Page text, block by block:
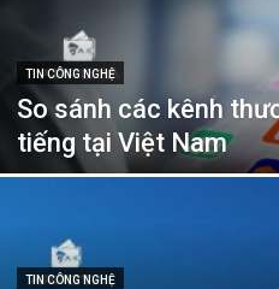
TIN CÔNG NGHỆ
So sánh các kênh
tiếng tại Việt Nam
TIN CÔNG NGHỆ